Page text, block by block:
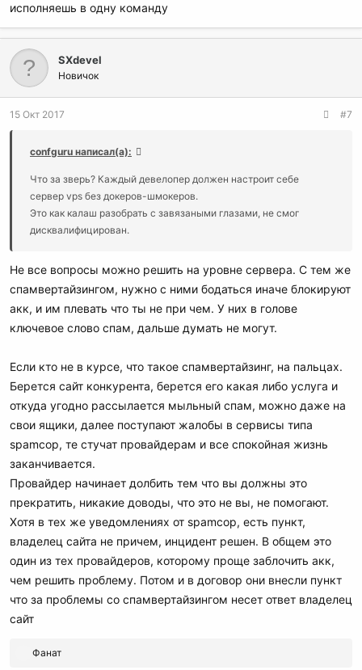
исполняешь в одну команду
SXdevel
Новичок
15 Окт 2017 #7
confguru написал(а):
Что за зверь? Каждый девелопер должен настроит себе
сервер vps без докеров-шмокеров.
Это как калаш разобрать с завязаными глазами, не смог
дисквалифицирован.
Не все вопросы можно решить на уровне сервера. С тем же
спамвертайзингом, нужно с ними бодаться иначе блокируют
акк, и им плевать что ты не при чем. У них в голове
ключевое слово спам, дальше думать не могут.
Если кто не в курсе, что такое спамвертайзинг, на пальцах.
Берется сайт конкурента, берется его какая либо услуга и
откуда угодно рассылается мыльный спам, можно даже на
свои ящики, далее поступают жалобы в сервисы типа
spamcop, те стучат провайдерам и все спокойная жизнь
заканчивается.
Провайдер начинает долбить тем что вы должны это
прекратить, никакие доводы, что это не вы, не помогают.
Хотя в тех же уведомлениях от spamcop, есть пункт,
владелец сайта не причем, инцидент решен. В общем это
один из тех провайдеров, которому проще заблочить акк,
чем решить проблему. Потом и в договор они внесли пункт
что за проблемы со спамвертайзингом несет ответ владелец
сайт
Р
Фанат